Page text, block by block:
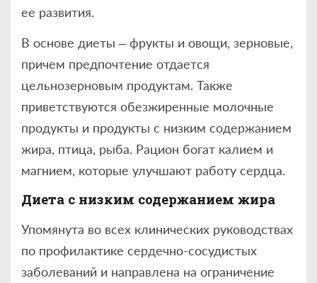
ее развития.
В основе диеты – фрукты и овощи, зерновые,
причем предпочтение отдается
цельнозерновым продуктам. Также
приветствуются обезжиренные молочные
продукты и продукты с низким содержанием
жира, птица, рыба. Рацион богат калием и
магнием, которые улучшают работу сердца.
Диета с низким содержанием жира
Упомянута во всех клинических руководствах
по профилактике сердечно-сосудистых
заболеваний и направлена на ограничение